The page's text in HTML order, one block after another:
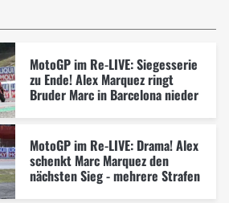
MotoGP im Re-LIVE: Siegesserie
zu Ende! Alex Marquez ringt
Bruder Marc in Barcelona nieder
MotoGP im Re-LIVE: Drama! Alex
schenkt Marc Marquez den
nächsten Sieg - mehrere Strafen